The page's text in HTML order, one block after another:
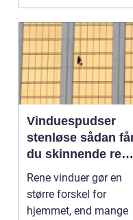
Vinduespudser
stenløse sådan får
du skinnende rene
ruder året rundt
Rene vinduer gør en
større forskel for
hjemmet, end mange